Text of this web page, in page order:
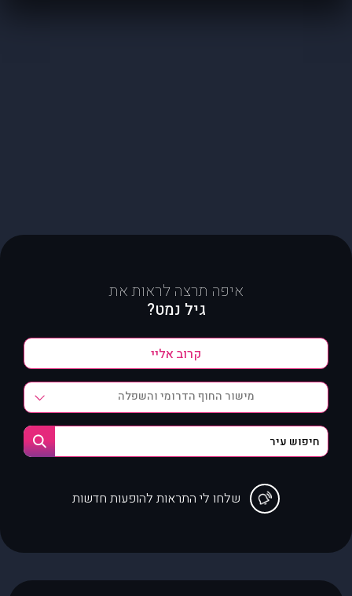
איפה תרצה לראות את
גיל נמט?
מישור החוף הדרומי והשפלה
שלחו לי התראות להופעות חדשות